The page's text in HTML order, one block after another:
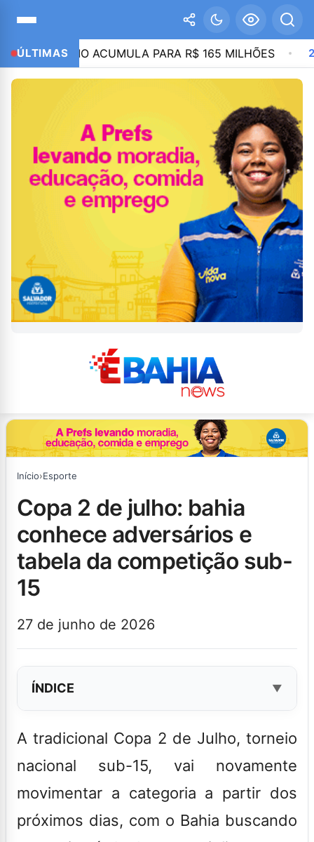
ÚLTIMASACUMULA PARA R$ 165 MILHÕES 21:35
Início›Esporte
copa 2 de julho: bahia
conhece adversários e
tabela da competição sub-
15
27 de junho de 2026
ÍNDICE
A tradicional Copa 2 de Julho, torneio
nacional sub-15, vai novamente
movimentar a categoria a partir dos
próximos dias, com o Bahia buscando